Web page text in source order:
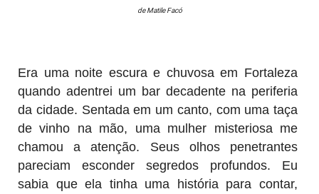
de Matile Facó
Era uma noite escura e chuvosa em Fortaleza
quando adentrei um bar decadente na periferia
da cidade. Sentada em um canto, com uma taça
de vinho na mão, uma mulher misteriosa me
chamou a atenção. Seus olhos penetrantes
pareciam esconder segredos profundos. Eu
sabia que ela tinha uma história para contar,